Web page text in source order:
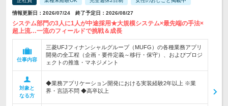
情報更新日：2026/07/24 終了予定日：2026/08/27
システム部門の3人に1人が中途採用★大規模システム×最先端の手法×
超上流…一流のフィールドで挑戦＆成長
仕事内容
三菱UFJフィナンシャルグループ（MUFG）の各種業務アプリ
開発の全工程（企画・要件定義～移行・保守）、およびプロジ
ェクトの推進・マネジメント
対象と
なる方
◆業務アプリケーション開発における実装経験2年以上 ※業
界・言語不問 ◆高卒以上